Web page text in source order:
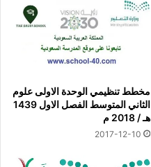
مخطط تنظيمي الوحدة الاولى علوم
الثاني المتوسط الفصل الاول 1439
هـ / 2018 م
2017-12-10